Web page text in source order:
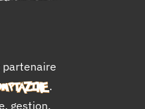
partenaire
.
gestion,